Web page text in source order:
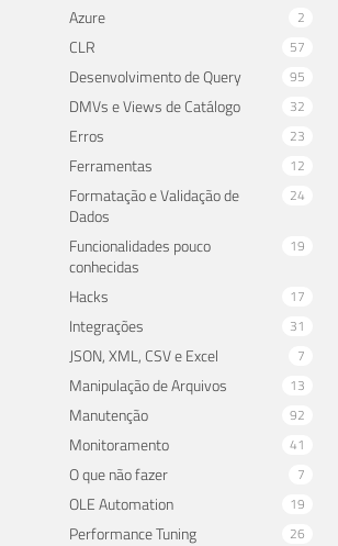
Azure 2
CLR 57
Desenvolvimento de Query 95
DMVs e Views de Catálogo 32
Erros 23
Ferramentas 12
Formatação e Validação de
Dados
24
Funcionalidades pouco
conhecidas
19
Hacks 17
Integrações 31
JSON, XML, CSV e Excel 7
Manipulação de Arquivos 13
Manutenção 92
Monitoramento 41
O que não fazer 7
OLE Automation 19
Performance Tuning 26